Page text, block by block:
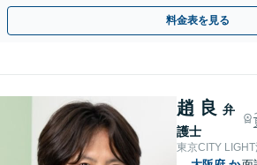
ポートいたします【夜間・休日相談OK】【北浜
料金表を見る
趙 良 弁
護士
東京CITY